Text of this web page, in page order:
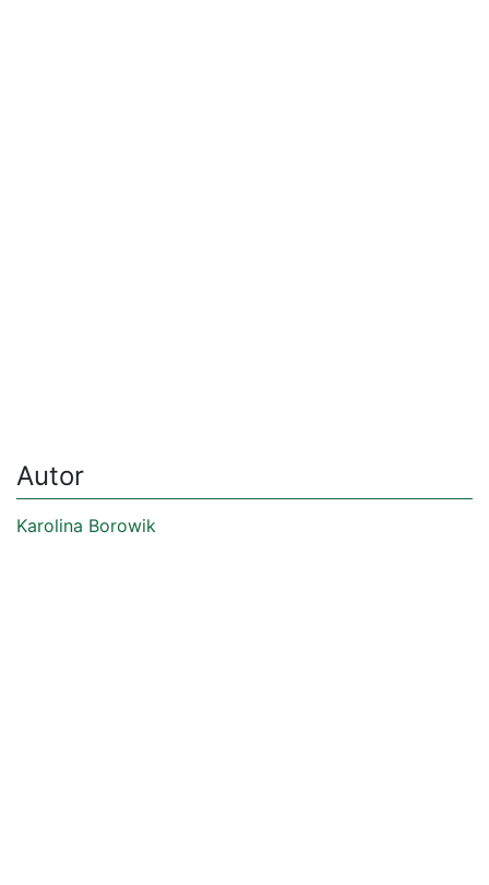
Autor
Karolina Borowik